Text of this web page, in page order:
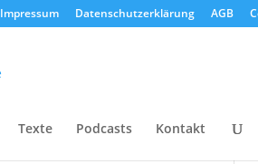
Impressum Datenschutzerklärung AGB
Texte Podcasts Kontakt